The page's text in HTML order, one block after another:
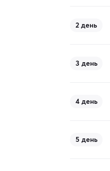
2 день
3 день
4 день
5 день